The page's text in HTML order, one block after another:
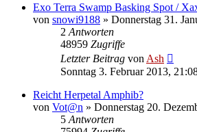
Exo Terra Swamp Basking Spot /
von snowi9188 » Donnerstag 31.
2 Antworten
48959 Zugriffe
Letzter Beitrag von Ash
Sonntag 3. Februar 2013,
Reicht Herpetal Amphib?
von Vot@n » Donnerstag 20.
5 Antworten